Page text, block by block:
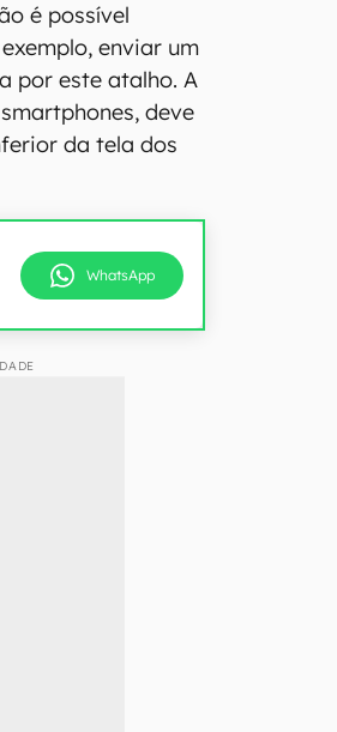
é possível
enviar um
por este atalho. A
deve
da tela dos
WhatsApp